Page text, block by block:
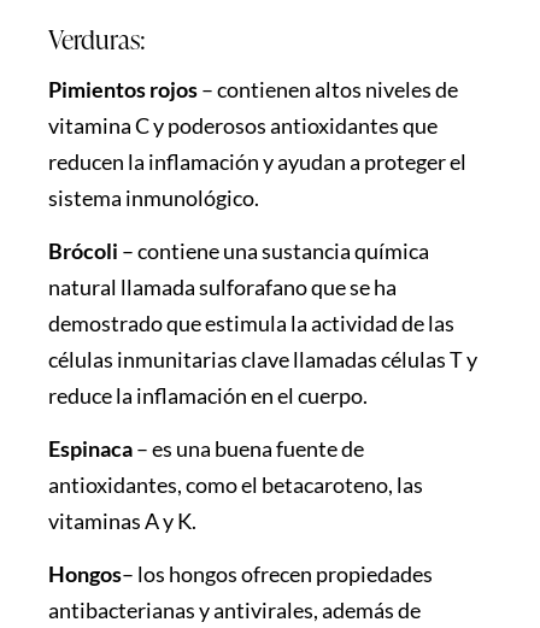
Verduras:
Pimientos rojos–contienen altos niveles de
vitamina C y poderosos antioxidantes que
reducen la inflamación y ayudan a proteger el
sistema inmunológico.
Brócoli –contiene una sustancia química
natural llamada sulforafano que se ha
demostrado que estimula la actividad de las
células inmunitarias clave llamadas células T y
reduce la inflamación en el cuerpo.
Espinaca–es una buena fuente de
antioxidantes, como el betacaroteno, las
vitaminas A y K.
Hongos– los hongos ofrecen propiedades
antibacterianas y antivirales, además de